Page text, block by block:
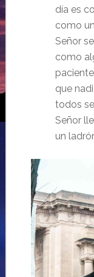
día es
como
Señor
como
que
todos
Señor
un